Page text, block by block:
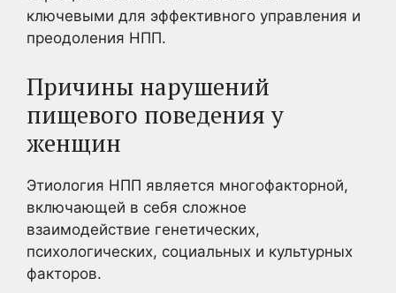
ключевыми для эффективного управления и
преодоления НПП.
Причины нарушений
пищевого поведения у
женщин
Этиология НПП является многофакторной,
включающей в себя сложное
взаимодействие генетических,
психологических, социальных и культурных
факторов.